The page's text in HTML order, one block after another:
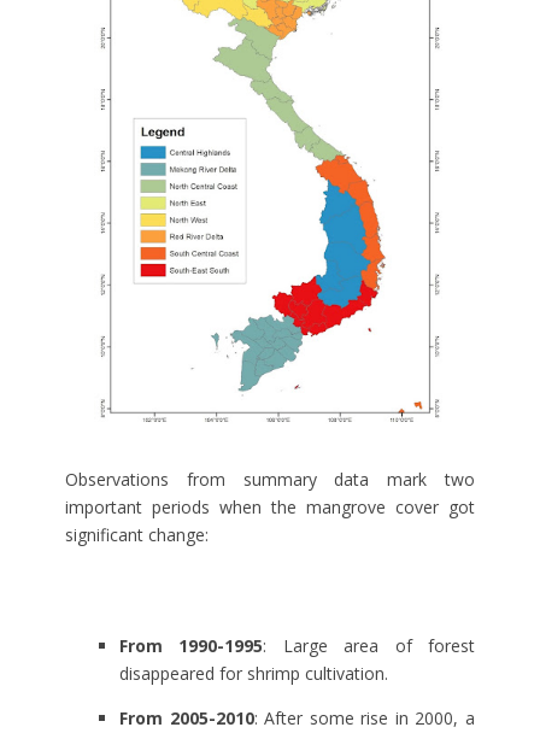
Observations from summary data mark two
important periods when the mangrove cover got
significant change:
From 1990-1995: Large area of forest
disappeared for shrimp cultivation.
From 2005-2010: After some rise in 2000, a